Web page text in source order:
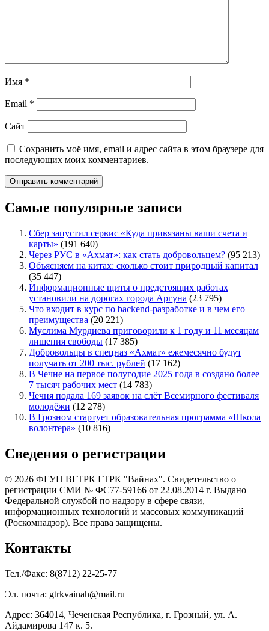
Имя *
Email *
Сайт
Сохранить моё имя, email и адрес сайта в этом браузере для
последующих моих комментариев.
Самые популярные записи
Сбер запустил сервис «Куда привязаны ваши счета и
карты» (191 640)
Через РУС в «Ахмат»: как стать добровольцем? (95 213)
Объясняем на китах: сколько стоит природный капитал
(35 447)
Информационные щиты о предстоящих работах
установили на дорогах города Аргуна (23 795)
Что входит в курс по backend-разработке и в чем его
преимущества (20 221)
Муслима Мурдиева приговорили к 1 году и 11 месяцам
лишения свободы (17 385)
Добровольцы в спецназ «Ахмат» ежемесячно будут
получать от 200 тыс. рублей (17 162)
В Чечне на первое полугодие 2025 года в создано более
7 тысяч рабочих мест (14 783)
Чечня подала 169 заявок на слёт Всемирного фестиваля
молодёжи (12 278)
В Грозном стартует образовательная программа «Школа
волонтера» (10 816)
Сведения о регистрации
© 2026 ФГУП ВГТРК ГТРК "Вайнах". Свидетельство о
регистрации СМИ № ФС77-59166 от 22.08.2014 г. Выдано
Федеральной службой по надзору в сфере связи,
информационных технологий и массовых коммуникаций
(Роскомнадзор). Все права защищены.
Контакты
Тел./Факс: 8(8712) 22-25-77
Эл. почта: gtrkvainah@mail.ru
Адрес: 364014, Чеченская Республика, г. Грозный, ул. А.
Айдамирова 147 к. 5.